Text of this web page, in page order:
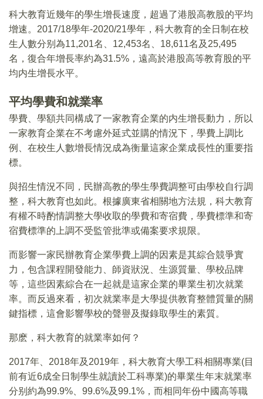
科大教育近幾年的學生增長速度，超過了港股高教股的平均
增速。2017/18學年-2020/21學年，科大教育的全日制在校
生人數分别為11,201名、12,453名、18,611名及25,495
名，復合年增長率約為31.5%，遠高於港股高等教育股的平
均内生增長水平。
平均學費和就業率
學費、學額共同構成了一家教育企業的内生增長動力，所以
一家教育企業在不考慮外延式並購的情況下，學費上調比
例、在校生人數增長情況成為衡量這家企業成長性的重要指
標。
與招生情況不同，民辦高教的學生學費調整可由學校自行調
整，科大教育也如此。根據廣東省相關地方法規，科大教育
有權不時酌情調整大學收取的學費和寄宿費，學費標準和寄
宿費標準的上調不受監管批準或備案要求規限。
而影響一家民辦教育企業學費上調的因素是其綜合競爭實
力，包含課程開發能力、師資狀況、生源質量、學校品牌
等，這些因素綜合在一起就是這家企業的畢業生初次就業
率。而反過來看，初次就業率是大學提供教育整體質量的關
鍵指標，這會影響學校的聲譽及擬錄取學生的素質。
那麽，科大教育的就業率如何？
2017年、2018年及2019年，科大教育大學工科相關專業(目
前有近6成全日制學生就讀於工科專業)的畢業生年末就業率
分别約為99.9%、99.6%及99.1%，而相同年份中國高等職